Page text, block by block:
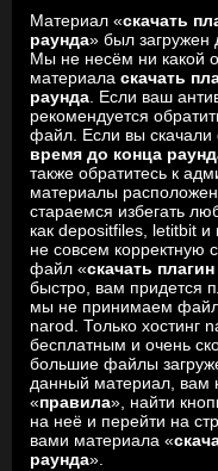
Материал «скачать
раунда» был загружен
Мы не несём ни какой
материала скачать
раунда. Если ваш
рекомендуется
файл. Если вы
время до конца
также обратитесь к
материалы
стараемся избегать
как depositfiles, letitbit
не совсем корректную
файл «скачать
быстро, вам придется
мы не принимаем
narod. Только хостинг
бесплатным и очень
большие файлы
данный материал, вам
«правила», найти
на неё и перейти на
вами материала «
раунда».